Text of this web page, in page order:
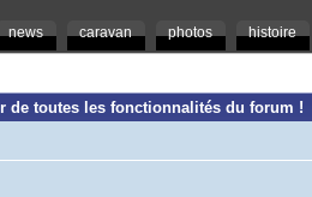
news caravan photos histoire
de toutes les fonctionnalités du forum !